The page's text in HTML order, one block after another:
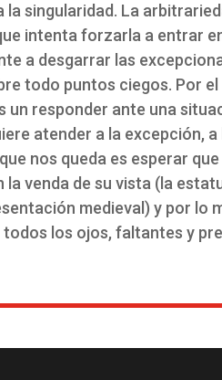
singularidad. La
intenta forzarla a entrar
a desgarrar las
todo puntos ciegos. Por
un responder ante una
atender a la excepción, a
nos queda es esperar
venda de su vista (la
medieval) y por lo
los ojos, faltantes y